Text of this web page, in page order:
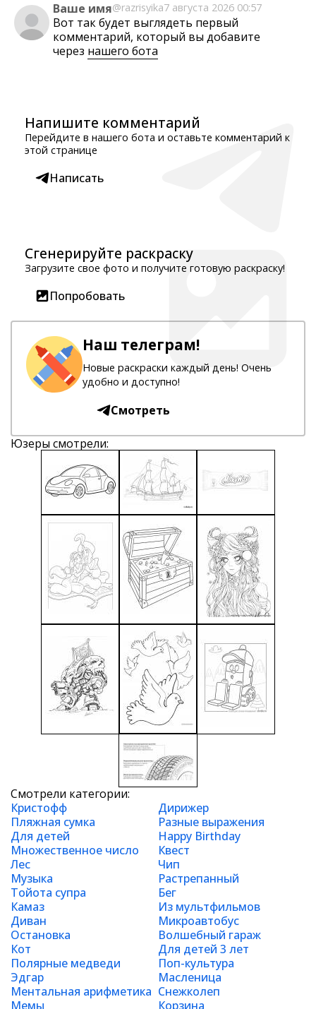
Ваше имя@razrisyika7 августа 2026 00:57
Вот так будет выглядеть первый
комментарий, который вы добавите
через нашего бота
Напишите комментарий
Перейдите в нашего бота и оставьте комментарий к
этой странице
Написать
Сгенерируйте раскраску
Загрузите свое фото и получите готовую раскраску!
Попробовать
Наш телеграм!
Новые раскраски каждый день! Очень
удобно и доступно!
Смотреть
Юзеры смотрели:
Смотрели категории:
Кристофф
Дирижер
Пляжная сумка
Разные выражения
Для детей
Happy Birthday
Множественное число
Квест
Лес
Чип
Музыка
Растрепанный
Тойота супра
Бег
Камаз
Из мультфильмов
Диван
Микроавтобус
Остановка
Волшебный гараж
Кот
Для детей 3 лет
Полярные медведи
Поп-культура
Эдгар
Масленица
Ментальная арифметика Снежколеп
Мемы
Корзина